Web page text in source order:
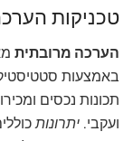
טכניקות
הערכה מרובתית
באמצעות
תכונות נכסים
ועקבי. יתרונות